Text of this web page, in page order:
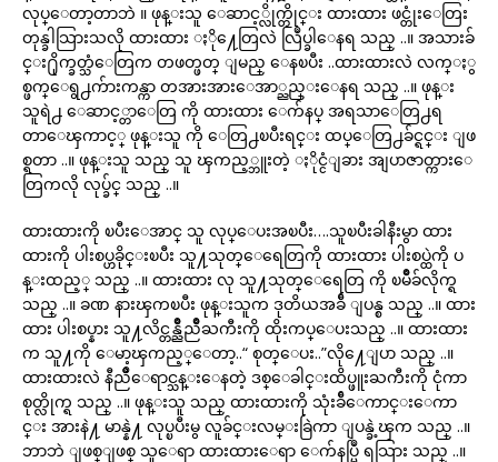
လုပ္ေတာ့တာဘဲ ။ ဖုန္းသူ ေဆာင့္လိုက္တိုင္း ထားထား ဖင္တုံးေတြး
တုန္ခါသြားသလို ထားထား ႏို႔ေတြလဲ လြဳပ္ခါေနရ သည္ ..။ အသားခ်
င္း႐ိုက္ခတ္သံေတြက တဖတ္ဖတ္ ျမည္ ေနၿပီး ..ထားထားလဲ လက္ႏွ
စ္ဖက္ေရွ႕က်ားကန္ကာ တအားအားေအာ္ညည္းေနရ သည္ ..။ ဖုန္း
သူရဲ႕ ေဆာင့္တာေတြ ကို ထားထား ေက်နပ္ အရသာေတြ႕ရ
တာေၾကာင့္ ဖုန္းသူ ကို ေတြ႕ၿပီးရင္း ထပ္ေတြ႕ခ်င္ရင္း ျဖ
စ္ရတာ ..။ ဖုန္းသူ သည္ သူ ၾကည့္ဘူးတဲ့ ႏိုင္ငံျခား အျပာဇာတ္ကားေ
တြကလို လုပ္ခ်င္ သည္ ..။
ထားထားကို ၿပီးေအာင္ သူ လုပ္ေပးအၿပီး….သူၿပီးခါနီးမွာ ထား
ထားကို ပါးစပ္ဟခိုင္းၿပီး သူ႔သုတ္ေရေတြကို ထားထား ပါးစပ္ထဲကို ပ
န္းထည့္ သည္ ..။ ထားထား လု သူ႔သုတ္ေရေတြ ကို ၿမိဳခ်လိုက္ရ
သည္ ..။ ခဏ နားၾကၿပီး ဖုန္းသူက ဒုတိယအခ်ီ ျပန္စ သည္ ..။ ထား
ထား ပါးစပ္နား သူ႔လိင္တန္ညိဳညိဳႀကီးကို ထိုးကပ္ေပးသည္ ..။ ထားထား
က သူ႔ကို ေမာ့ၾကည့္ေတာ့..“ စုတ္ေပး..”လို႔ေျပာ သည္ ..။
ထားထားလဲ နီညိဳေရာင္သန္းေနတဲ့ ဒစ္ေခါင္းထိပ္ဖူးႀကီးကို ငုံကာ
စုတ္လိုက္ရ သည္ ..။ ဖုန္းသူ သည္ ထားထားကို သုံးခ်ီေကာင္းေကာ
င္း အားနဲ႔ မာန္နဲ႔ လုပ္ၿပီးမွ လူခ်င္းလမ္းခြဲကာ ျပန္ခဲ့ၾက သည္ ..။
ဘာဘဲ ျဖစ္ျဖစ္ သူေရာ ထားထားေရာ ေက်နပ္မြဳ ရသြား သည္ ..။